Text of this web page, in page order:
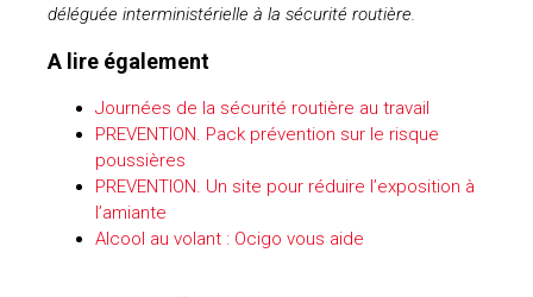
déléguée interministérielle à la sécurité routière.
A lire également
Journées de la sécurité routière au travail
PREVENTION. Pack prévention sur le risque
poussières
PREVENTION. Un site pour réduire l’exposition à
l’amiante
Alcool au volant : Ocigo vous aide